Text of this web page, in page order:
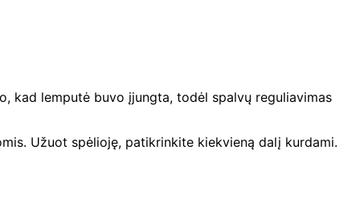
kad lemputė buvo įjungta, todėl spalvų reguliavimas
Užuot spėlioję, patikrinkite kiekvieną dalį kurdami.